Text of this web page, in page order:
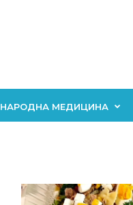
НАРОДНА МЕДИЦИНА